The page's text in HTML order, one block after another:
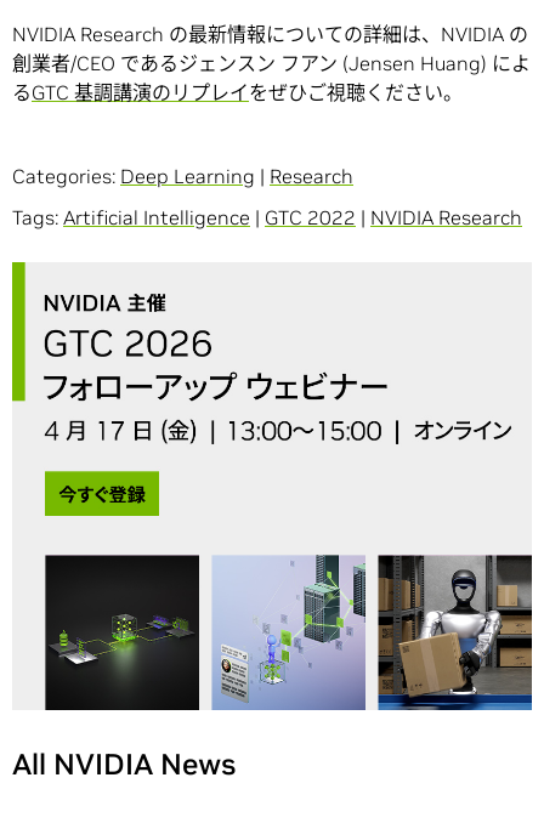
NVIDIA Research の最新情報についての詳細は、NVIDIA の
創業者/CEO であるジェンスン フアン (Jensen Huang) によ
るGTC 基調講演のリプレイをぜひご視聴ください。
Categories: Deep Learning | Research
Tags: Artificial Intelligence | GTC 2022 | NVIDIA Research
All NVIDIA News